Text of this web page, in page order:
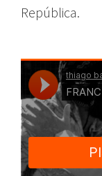
República.